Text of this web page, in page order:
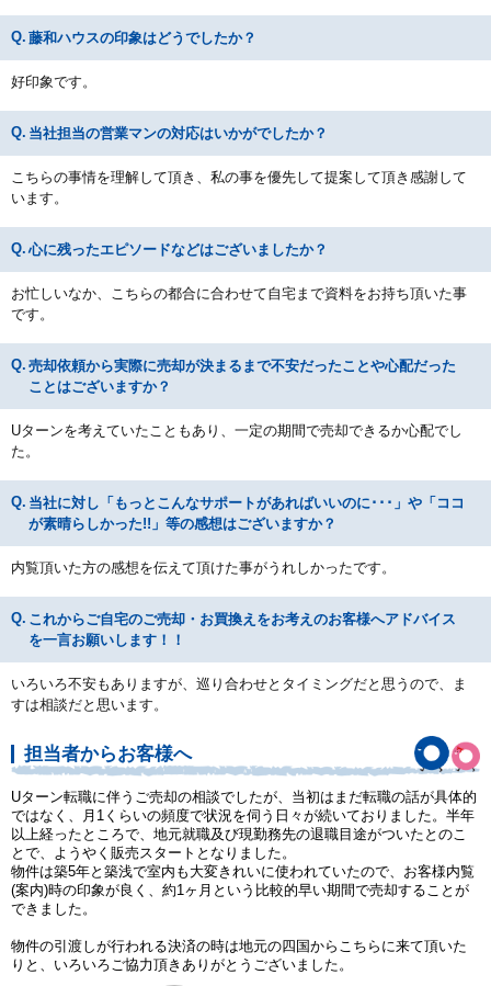
藤和ハウスの印象はどうでしたか？
好印象です。
当社担当の営業マンの対応はいかがでしたか？
こちらの事情を理解して頂き、私の事を優先して提案して頂き感謝して
います。
心に残ったエピソードなどはございましたか？
お忙しいなか、こちらの都合に合わせて自宅まで資料をお持ち頂いた事
です。
売却依頼から実際に売却が決まるまで不安だったことや心配だった
ことはございますか？
Uターンを考えていたこともあり、一定の期間で売却できるか心配でし
た。
当社に対し「もっとこんなサポートがあればいいのに･･･」や「ココ
が素晴らしかった!!」等の感想はございますか？
内覧頂いた方の感想を伝えて頂けた事がうれしかったです。
これからご自宅のご売却・お買換えをお考えのお客様へアドバイス
を一言お願いします！！
いろいろ不安もありますが、巡り合わせとタイミングだと思うので、ま
すは相談だと思います。
担当者からお客様へ
Uターン転職に伴うご売却の相談でしたが、当初はまだ転職の話が具体的
ではなく、月1くらいの頻度で状況を伺う日々が続いておりました。半年
以上経ったところで、地元就職及び現勤務先の退職目途がついたとのこ
とで、ようやく販売スタートとなりました。
物件は築5年と築浅で室内も大変きれいに使われていたので、お客様内覧
(案内)時の印象が良く、約1ヶ月という比較的早い期間で売却することが
できました。
物件の引渡しが行われる決済の時は地元の四国からこちらに来て頂いた
りと、いろいろご協力頂きありがとうございました。